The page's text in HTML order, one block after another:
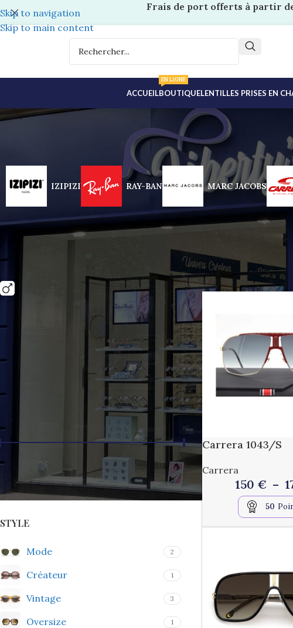
Skip to navigation
Skip to main content
Frais de port offerts à partir
ACCUEILBOUTIQUE
EN LIGNE
LENTILLES PRISES EN
IZIPIZI RAY-BAN MARC JACOBS
GENRE
16
16
FILTRER
120 € —280 €
STYLE
Mode 2
Créateur 1
Vintage 3
Oversize 1
Accueil Boutique
Carrera 1043/S
Carrera
150 € –
50